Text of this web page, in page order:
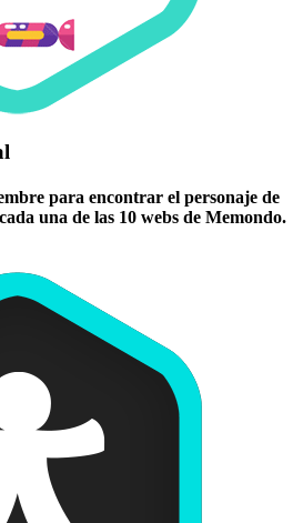
para encontrar el personaje de
una de las 10 webs de Memondo.